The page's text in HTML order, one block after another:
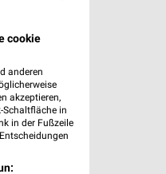
cookie
anderen
akzeptieren,
Schaltfläche in
in der Fußzeile